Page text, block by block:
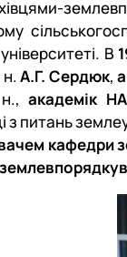
В
н.А.Г. Сердюк,
н.,академік
з питань
кафедри